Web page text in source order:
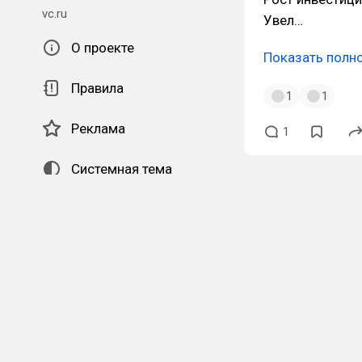
vc.ru
О проекте
Правила
Реклама
Системная тема
Увел…
Показать
1 1
1